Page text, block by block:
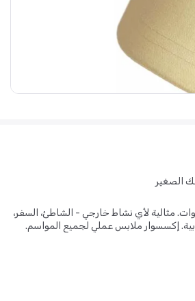
الصغير
مثالية لأي نشاط خارجي - الشاطئ، السفر،
إكسسوار ملابس عملي لجميع المواسم.